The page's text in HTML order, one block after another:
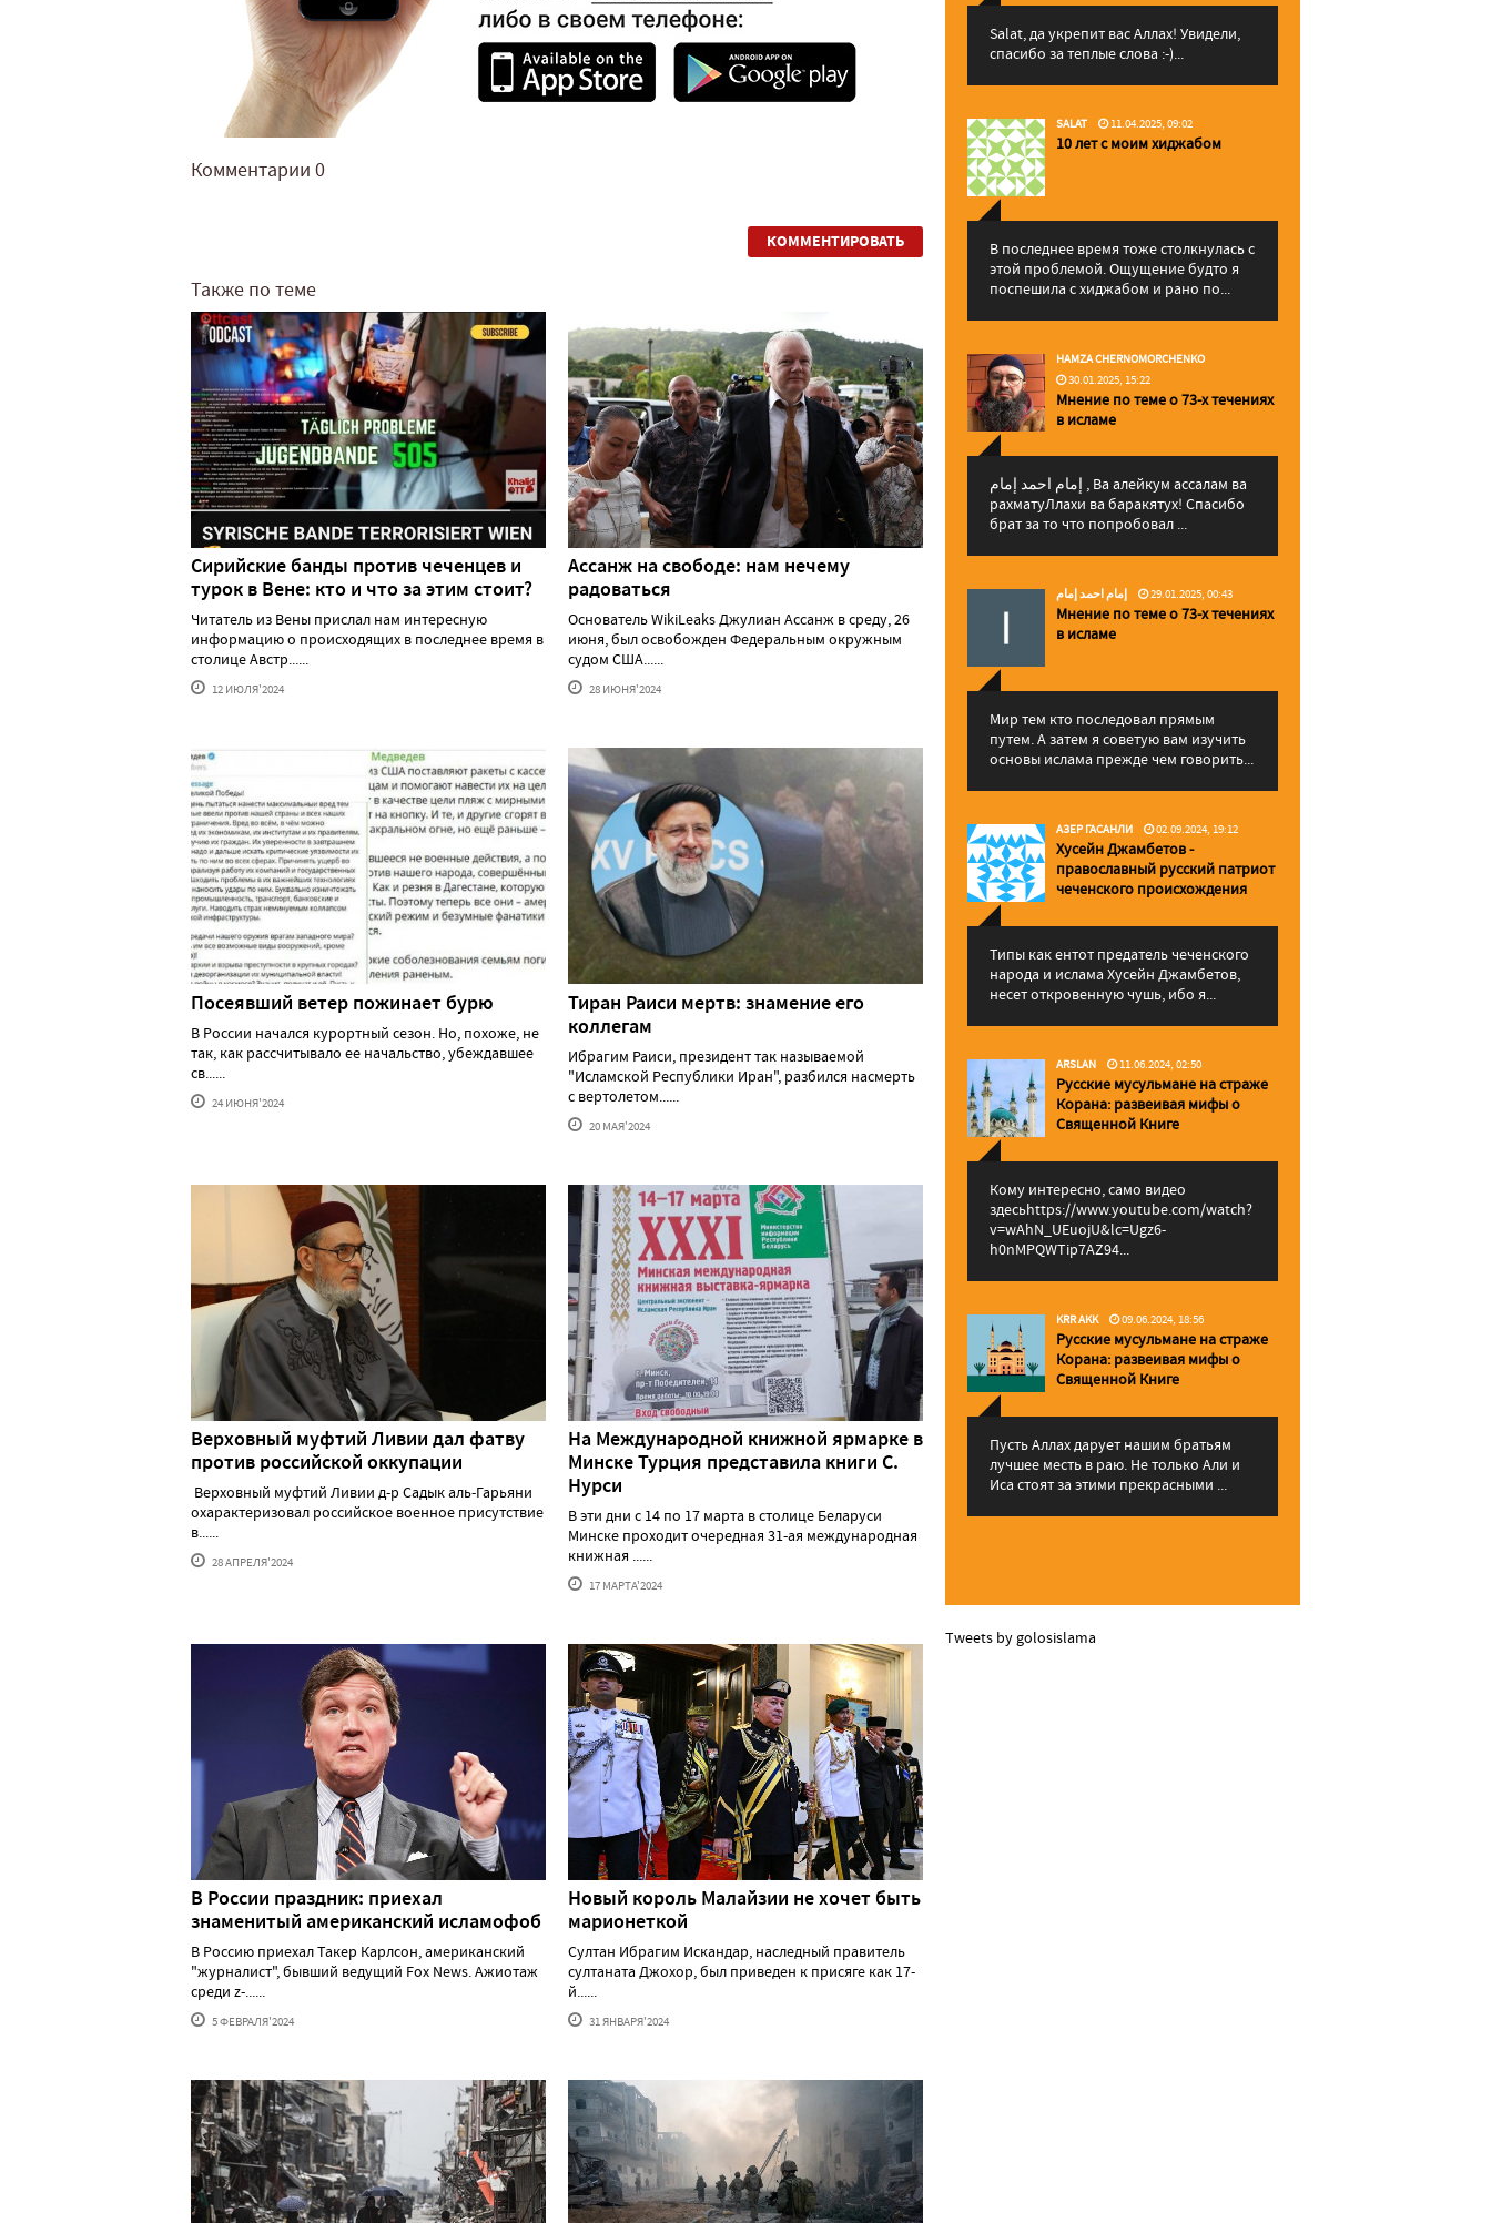
Комментарии 0
КОММЕНТИРОВАТЬ
Также по теме
Сирийские банды против чеченцев и
турок в Вене: кто и что за этим стоит?
Читатель из Вены прислал нам интересную
информацию о происходящих в последнее время в
столице Австр......
12 ИЮЛЯ'2024
Ассанж на свободе: нам нечему
радоваться
Основатель WikiLeaks Джулиан Ассанж в среду, 26
июня, был освобожден Федеральным окружным
судом США......
28 ИЮНЯ'2024
Посеявший ветер пожинает бурю
В России начался курортный сезон. Но, похоже, не
так, как рассчитывало ее начальство, убеждавшее
св......
24 ИЮНЯ'2024
Тиран Раиси мертв: знамение его
коллегам
Ибрагим Раиси, президент так называемой
"Исламской Республики Иран", разбился насмерть
с вертолетом......
20 МАЯ'2024
Верховный муфтий Ливии дал фатву
против российской оккупации
Верховный муфтий Ливии д-р Садык аль-Гарьяни
охарактеризовал российское военное присутствие
в......
28 АПРЕЛЯ'2024
На Международной книжной ярмарке в
Минске Турция представила книги С.
Нурси
В эти дни с 14 по 17 марта в столице Беларуси
Минске проходит очередная 31-ая международная
книжная ......
17 МАРТА'2024
В России праздник: приехал
знаменитый американский исламофоб
В Россию приехал Такер Карлсон, американский
"журналист", бывший ведущий Fox News. Ажиотаж
среди z-......
5 ФЕВРАЛЯ'2024
Новый король Малайзии не хочет быть
марионеткой
Султан Ибрагим Искандар, наследный правитель
султаната Джохор, был приведен к присяге как 17-
й......
31 ЯНВАРЯ'2024
Salat, да укрепит вас Аллаx! Увидели,
спасибо за теплые слова :-)...
SALAT 11.04.2025, 09:02
10 лет с моим хиджабом
В последнее время тоже столкнулась с
этой проблемой. Ощущение будто я
поспешила с хиджабом и рано по...
HAMZA CHERNOMORCHENKO
30.01.2025, 15:22
Мнение по теме о 73-х течениях
в исламе
إمام احمد إمام , Ва алейкум ассалам ва
рахматуЛлахи ва баракятух! Спасибо
брат за то что попробовал ...
إمام احمد إمام 29.01.2025, 00:43
Мнение по теме о 73-х течениях
в исламе
Мир тем кто последовал прямым
путем. А затем я советую вам изучить
основы ислама прежде чем говорить...
АЗЕР ГАСАНЛИ 02.09.2024, 19:12
Хусейн Джамбетов -
православный русский патриот
чеченского происхождения
Типы как ентот предатель чеченского
народа и ислама Хусейн Джамбетов,
несет откровенную чушь, ибо я...
ARSLAN 11.06.2024, 02:50
Русские мусульмане на страже
Корана: pазвеивая мифы о
Священной Книге
Кому интересно, само видео
здесьhttps://www.youtube.com/watch?
v=wAhN_UEuojU&lc=Ugz6-
h0nMPQWTip7AZ94...
KRR AKK 09.06.2024, 18:56
Русские мусульмане на страже
Корана: pазвеивая мифы о
Священной Книге
Пусть Аллах дарует нашим братьям
лучшее месть в раю. Не только Али и
Иса стоят за этими прекрасными ...
Tweets by golosislama